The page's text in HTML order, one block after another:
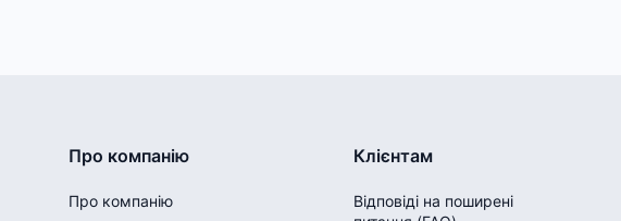
Про компанію
Про компанію
Клієнтам
Відповіді на поширені